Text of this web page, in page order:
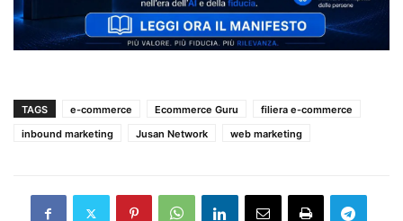
TAGS e-commerce Ecommerce Guru
filiera e-commerce
inbound marketing
Jusan Network web marketing